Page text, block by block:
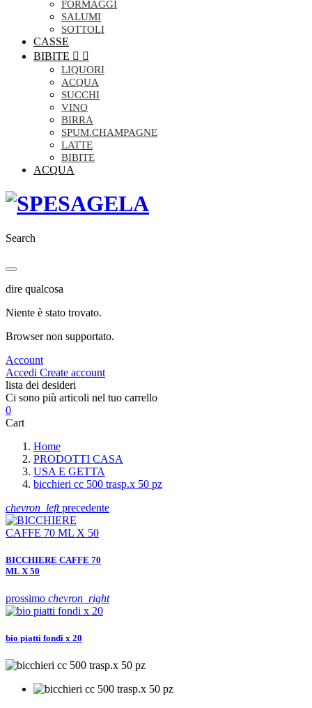
FORMAGGI
SALUMI
SOTTOLI
CASSE
BIBITE  
LIQUORI
ACQUA
SUCCHI
VINO
BIRRA
SPUM.CHAMPAGNE
LATTE
BIBITE
ACQUA
Search
dire qualcosa
Niente è stato trovato.
Browser non supportato.
Account
Accedi Create account
lista dei desideri
Ci sono più articoli nel tuo carrello
0
Cart
Home
PRODOTTI CASA
USA E GETTA
bicchieri cc 500 trasp.x 50 pz
chevron_leftprecedente
BICCHIERE CAFFE 70
ML X 50
prossimo chevron_right
bio piatti fondi x 20